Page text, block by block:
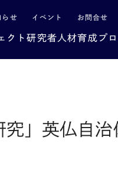
らせ イベント お問合せ
クト研究者 人材育成プ
究」英仏自